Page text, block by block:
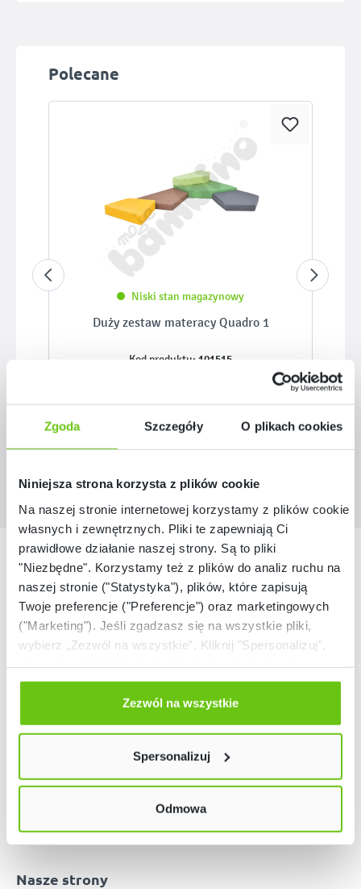
Zgoda Szczegóły O plikach cookies
Niniejsza strona korzysta z plików cookie
Na naszej stronie internetowej korzystamy z plików cookie:
własnych i zewnętrznych. Pliki te zapewniają Ci
prawidłowe działanie naszej strony. Są to pliki
"Niezbędne". Korzystamy też z plików do analiz ruchu na
naszej stronie ("Statystyka"), plików, które zapisują
Twoje preferencje ("Preferencje") oraz marketingowych
("Marketing"). Jeśli zgadzasz się na wszystkie pliki,
wybierz „Zezwól na wszystkie”. Kliknij "Spersonalizuj",
Odmów zgody poprzez przycisk „Odmowa”. Wtedy
użyjemy tylko plików niezbędnych dla naszej strony.
Twój wybór możesz zmienić przez kliknięcie przycisku w
Polityce prywatności
Zezwól na wszystkie
Spersonalizuj
Odmowa
Pomiń galerię produktów
Polecane
Niski stan magazynowy
Duży zestaw materacy Quadro 1
Kod produktu: 101515
1 729,50 zł
Nasze marki
Nasze strony